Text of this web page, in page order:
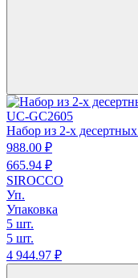
UC-GC2605
Набор из 2-х
988.00 ₽
665.94 ₽
SIROCCO
Уп.
Упаковка
5 шт.
5 шт.
4 944.97 ₽